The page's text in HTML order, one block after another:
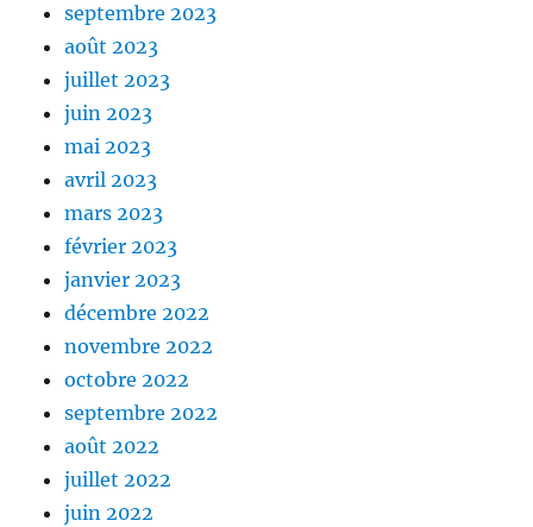
septembre 2023
août 2023
juillet 2023
juin 2023
mai 2023
avril 2023
mars 2023
février 2023
janvier 2023
décembre 2022
novembre 2022
octobre 2022
septembre 2022
août 2022
juillet 2022
juin 2022